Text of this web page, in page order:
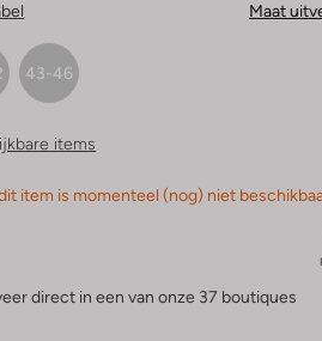
Maat
43-46
items
item is momenteel (nog) niet
direct in een van onze 37 boutiques